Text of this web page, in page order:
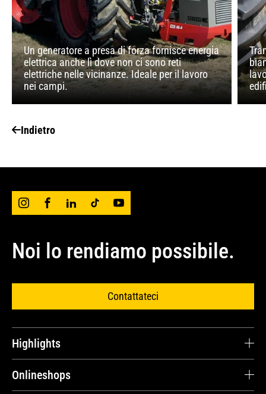
Un generatore a presa di forza fornisce energia
elettrica anche lì dove non ci sono reti
elettriche nelle vicinanze. Ideale per il lavoro
nei campi.
Indietro
Noi lo rendiamo possibile.
Contattateci
Highlights
Onlineshops